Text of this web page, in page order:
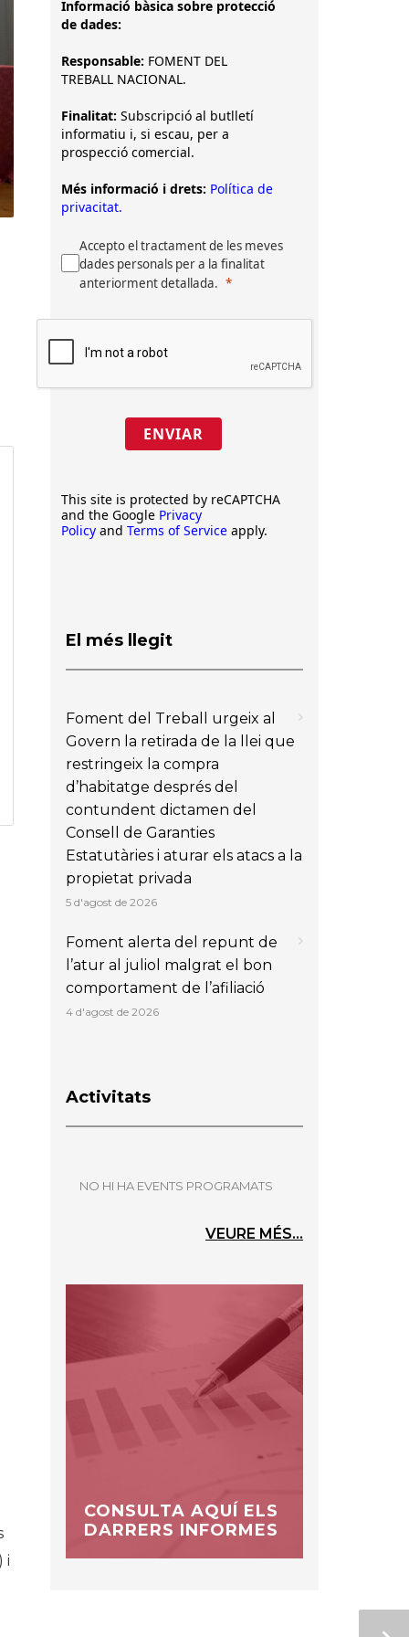
i
Informació bàsica sobre protecció
de dades:
Responsable: FOMENT DEL
TREBALL NACIONAL.
Finalitat: Subscripció al butlletí
informatiu i, si escau, per a
prospecció comercial.
Més informació i drets: Política de
privacitat.
Accepto el tractament de les meves
dades personals per a la finalitat
anteriorment detallada.
ENVIAR
This site is protected by reCAPTCHA
and the Google Privacy
Policy and Terms of Service apply.
El més llegit
Foment del Treball urgeix al
Govern la retirada de la llei que
restringeix la compra
d’habitatge després del
contundent dictamen del
Consell de Garanties
Estatutàries i aturar els atacs a la
propietat privada
5 d'agost de 2026
Foment alerta del repunt de
l’atur al juliol malgrat el bon
comportament de l’afiliació
4 d'agost de 2026
Activitats
NO HI HA EVENTS PROGRAMATS
VEURE MÉS...
CONSULTA AQUÍ ELS
DARRERS INFORMES